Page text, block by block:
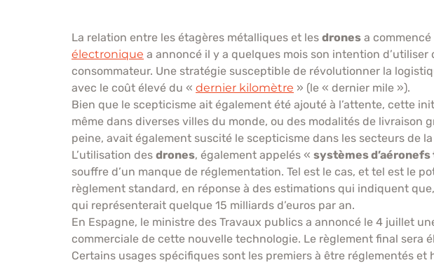
La relation entre les étagères métalliques et les drones a
électronique a annoncé il y a quelques mois son intention
consommateur. Une stratégie susceptible de révolutionner la
avec le coût élevé du « dernier kilomètre » (le « dernier mile »).
Bien que le scepticisme ait également été ajouté à l’attente, cette
même dans diverses villes du monde, ou des modalités de livraison
peine, avait également suscité le scepticisme dans les secteurs de
L’utilisation des drones, également appelés « systèmes
souffre d’un manque de réglementation. Tel est le cas, et tel est le
règlement standard, en réponse à des estimations qui indiquent
qui représenterait quelque 15 milliards d’euros par an.
En Espagne, le ministre des Travaux publics a annoncé le 4 juillet
commerciale de cette nouvelle technologie. Le règlement final sera
Certains usages spécifiques sont les premiers à être réglementés